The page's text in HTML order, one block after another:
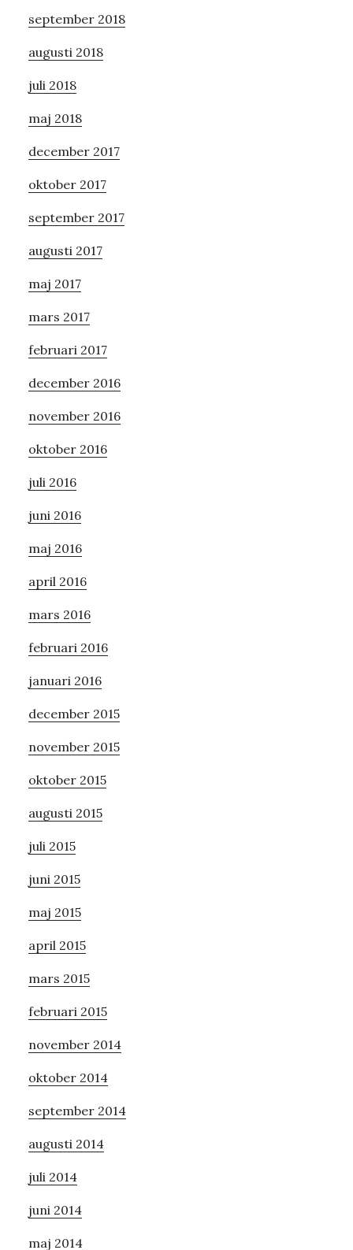
september 2018
augusti 2018
juli 2018
maj 2018
december 2017
oktober 2017
september 2017
augusti 2017
maj 2017
mars 2017
februari 2017
december 2016
november 2016
oktober 2016
juli 2016
juni 2016
maj 2016
april 2016
mars 2016
februari 2016
januari 2016
december 2015
november 2015
oktober 2015
augusti 2015
juli 2015
juni 2015
maj 2015
april 2015
mars 2015
februari 2015
november 2014
oktober 2014
september 2014
augusti 2014
juli 2014
juni 2014
maj 2014